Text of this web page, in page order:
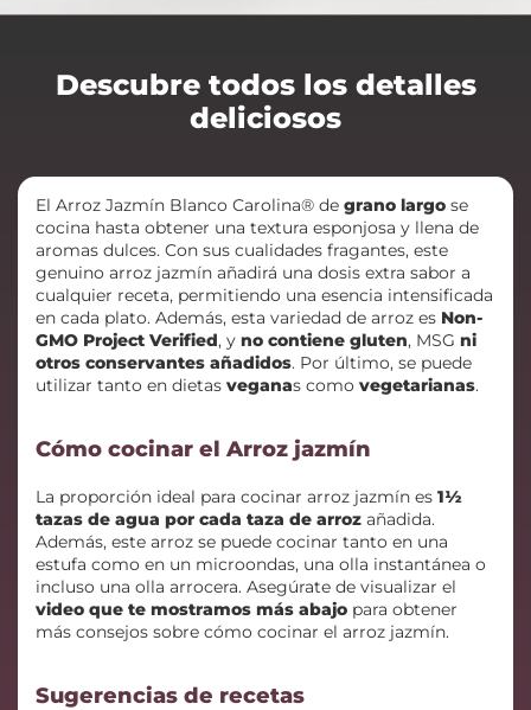
Descubre todos los detalles
deliciosos
El Arroz Jazmín Blanco Carolina® de grano largo se
cocina hasta obtener una textura esponjosa y llena de
aromas dulces. Con sus cualidades fragantes, este
genuino arroz jazmín añadirá una dosis extra sabor a
cualquier receta, permitiendo una esencia intensificada
en cada plato. Además, esta variedad de arroz es Non-
GMO Project Verified, y no contiene gluten, MSG ni
otros conservantes añadidos. Por último, se puede
utilizar tanto en dietas veganas como vegetarianas.
Cómo cocinar el Arroz jazmín
La proporción ideal para cocinar arroz jazmín es 1½
tazas de agua por cada taza de arroz añadida.
Además, este arroz se puede cocinar tanto en una
estufa como en un microondas, una olla instantánea o
incluso una olla arrocera. Asegúrate de visualizar el
video que te mostramos más abajo para obtener
más consejos sobre cómo cocinar el arroz jazmín.
Sugerencias de recetas